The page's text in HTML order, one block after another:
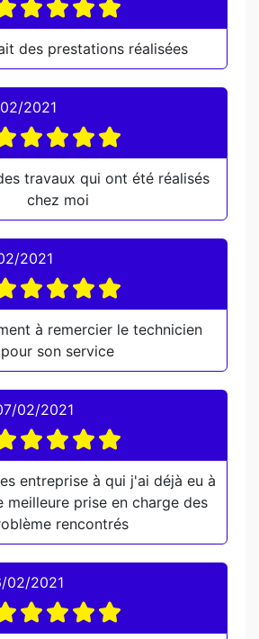
des prestations réalisées
2021
travaux qui ont été réalisés
chez moi
2021
à remercier le technicien
pour son service
02/2021
entreprise à qui j'ai déjà eu à
meilleure prise en charge des
rencontrés
02/2021